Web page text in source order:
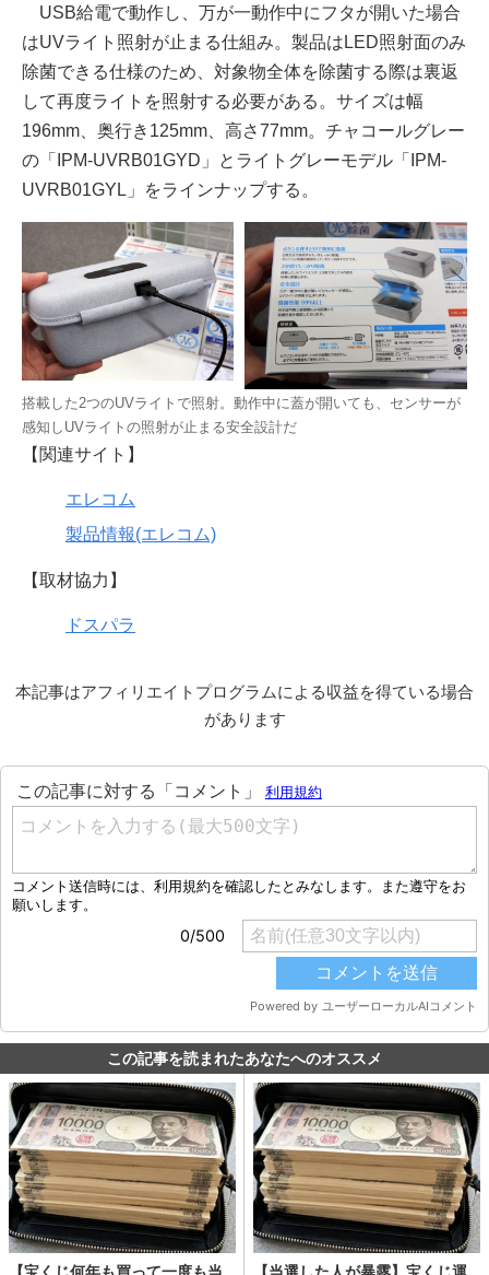
USB給電で動作し、万が一動作中にフタが開いた場合
はUVライト照射が止まる仕組み。製品はLED照射面のみ
除菌できる仕様のため、対象物全体を除菌する際は裏返
して再度ライトを照射する必要がある。サイズは幅
196mm、奥行き125mm、高さ77mm。チャコールグレー
の「IPM-UVRB01GYD」とライトグレーモデル「IPM-
UVRB01GYL」をラインナップする。
搭載した2つのUVライトで照射。動作中に蓋が開いても、センサーが
感知しUVライトの照射が止まる安全設計だ
【関連サイト】
エレコム
製品情報(エレコム)
【取材協力】
ドスパラ
本記事はアフィリエイトプログラムによる収益を得ている場合
があります
この記事を読まれたあなたへのオススメ